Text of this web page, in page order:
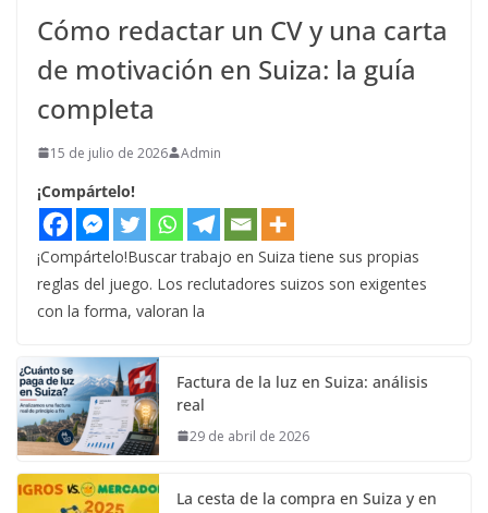
Cómo redactar un CV y una carta
de motivación en Suiza: la guía
completa
15 de julio de 2026 Admin
¡Compártelo!
¡Compártelo!Buscar trabajo en Suiza tiene sus propias
reglas del juego. Los reclutadores suizos son exigentes
con la forma, valoran la
Factura de la luz en Suiza: análisis
real
29 de abril de 2026
La cesta de la compra en Suiza y en